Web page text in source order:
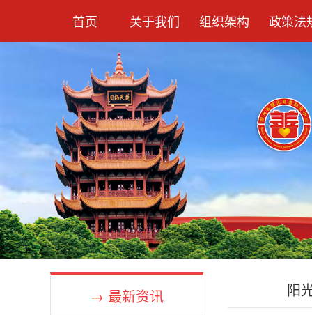
首页 关于我们 组织架构 政策法
→ 最新资讯 阳